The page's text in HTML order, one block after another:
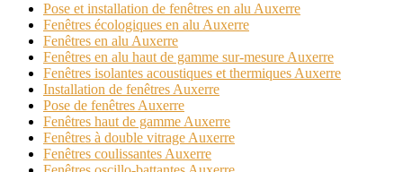
Pose et installation de fenêtres en alu Auxerre
Fenêtres écologiques en alu Auxerre
Fenêtres en alu Auxerre
Fenêtres en alu haut de gamme sur-mesure Auxerre
Fenêtres isolantes acoustiques et thermiques Auxerre
Installation de fenêtres Auxerre
Pose de fenêtres Auxerre
Fenêtres haut de gamme Auxerre
Fenêtres à double vitrage Auxerre
Fenêtres coulissantes Auxerre